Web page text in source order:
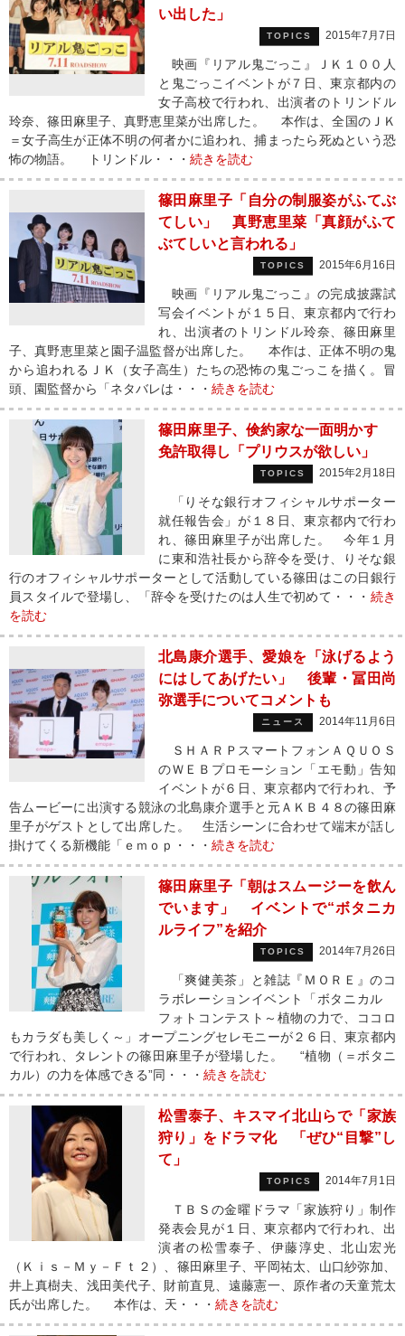
い出した」
TOPICS 2015年7月7日
映画『リアル鬼ごっこ』ＪＫ１００人
と鬼ごっこイベントが７日、東京都内の
女子高校で行われ、出演者のトリンドル
玲奈、篠田麻里子、真野恵里菜が出席した。 本作は、全国のＪＫ
＝女子高生が正体不明の何者かに追われ、捕まったら死ぬという恐
怖の物語。 トリンドル・・・ 続きを読む
篠田麻里子「自分の制服姿がふてぶ
てしい」 真野恵里菜「真顔がふて
ぶてしいと言われる」
TOPICS 2015年6月16日
映画『リアル鬼ごっこ』の完成披露試
写会イベントが１５日、東京都内で行わ
れ、出演者のトリンドル玲奈、篠田麻里
子、真野恵里菜と園子温監督が出席した。 本作は、正体不明の鬼
から追われるＪＫ（女子高生）たちの恐怖の鬼ごっこを描く。冒
頭、園監督から「ネタバレは・・・ 続きを読む
篠田麻里子、倹約家な一面明かす
免許取得し「プリウスが欲しい」
TOPICS 2015年2月18日
「りそな銀行オフィシャルサポーター
就任報告会」が１８日、東京都内で行わ
れ、篠田麻里子が出席した。 今年１月
に東和浩社長から辞令を受け、りそな銀
行のオフィシャルサポーターとして活動している篠田はこの日銀行
員スタイルで登場し、「辞令を受けたのは人生で初めて・・・ 続き
を読む
北島康介選手、愛娘を「泳げるよう
にはしてあげたい」 後輩・冨田尚
弥選手についてコメントも
ニュース 2014年11月6日
ＳＨＡＲＰスマートフォンＡＱＵＯＳ
のＷＥＢプロモーション「エモ動」告知
イベントが６日、東京都内で行われ、予
告ムービーに出演する競泳の北島康介選手と元ＡＫＢ４８の篠田麻
里子がゲストとして出席した。 生活シーンに合わせて端末が話し
掛けてくる新機能「ｅｍｏｐ・・・ 続きを読む
篠田麻里子「朝はスムージーを飲ん
でいます」 イベントで“ボタニカ
ルライフ”を紹介
TOPICS 2014年7月26日
「爽健美茶」と雑誌『ＭＯＲＥ』のコ
ラボレーションイベント「ボタニカル
フォトコンテスト～植物の力で、ココロ
もカラダも美しく～」オープニングセレモニーが２６日、東京都内
で行われ、タレントの篠田麻里子が登場した。 “植物（＝ボタニ
カル）の力を体感できる”同・・・ 続きを読む
松雪泰子、キスマイ北山らで「家族
狩り」をドラマ化 「ぜひ“目撃”し
て」
TOPICS 2014年7月1日
ＴＢＳの金曜ドラマ「家族狩り」制作
発表会見が１日、東京都内で行われ、出
演者の松雪泰子、伊藤淳史、北山宏光
（Ｋｉｓ－Ｍｙ－Ｆｔ２）、篠田麻里子、平岡祐太、山口紗弥加、
井上真樹夫、浅田美代子、財前直見、遠藤憲一、原作者の天童荒太
氏が出席した。 本作は、天・・・ 続きを読む